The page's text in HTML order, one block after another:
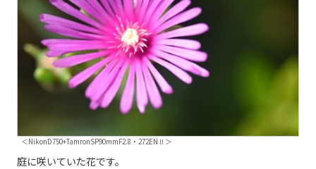
＜NikonD750+TamronSP90mmF2.8・272ENⅡ＞
庭に咲いていた花です。